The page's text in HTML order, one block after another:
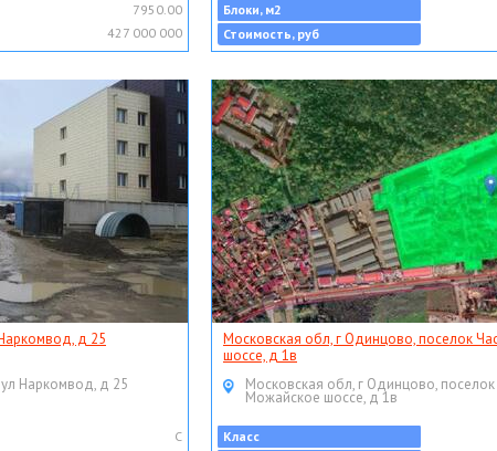
7950.00
427 000 000
Блоки, м2
Стоимость, руб
д 25
Наркомвод, д 25
C
Московская обл, г Одинцово, поселок
шоссе, д 1в
Московская обл, г Одинцово,
Можайское шоссе, д 1в
Класс